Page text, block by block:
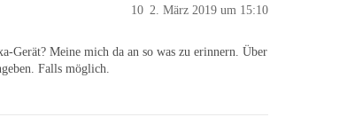
2. März 2019 um 15:10
10
Gerät? Meine mich da an so was zu erinnern. Über
Falls möglich.